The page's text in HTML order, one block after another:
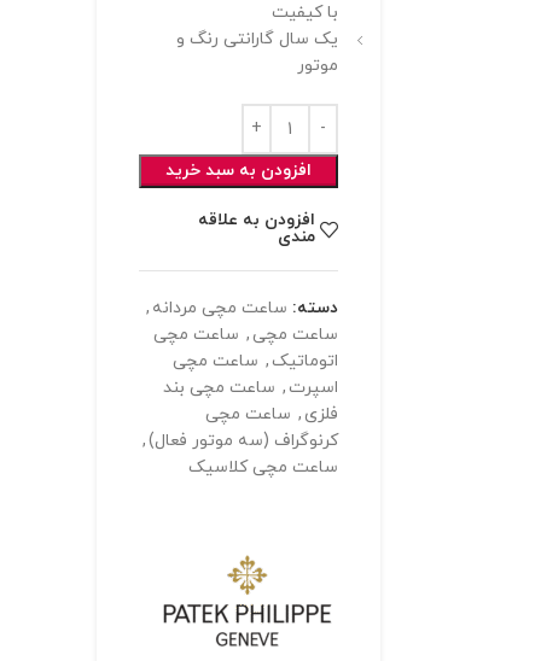
با کیفیت
یک سال گارانتی رنگ و
موتور
افزودن به سبد خرید
افزودن به علاقه
مندی
دسته: ساعت مچی مردانه ,
ساعت مچی , ساعت مچی
اتوماتیک , ساعت مچی
اسپرت , ساعت مچی بند
فلزی , ساعت مچی
کرنوگراف (سه موتور فعال),
ساعت مچی کلاسیک